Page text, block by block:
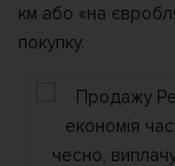
км або «на
покупку.